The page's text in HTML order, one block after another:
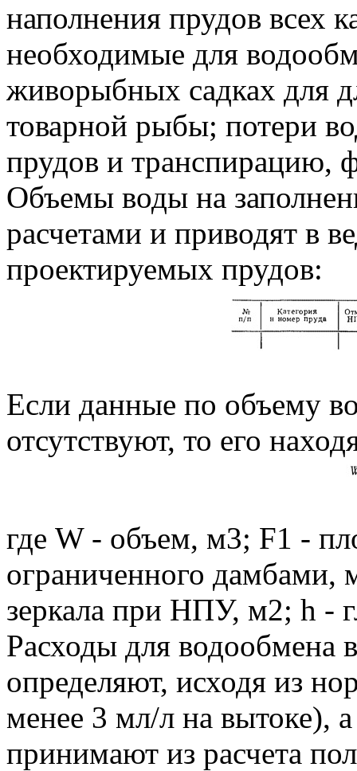
наполнения прудов всех
необходимые для
живорыбных садках для
товарной рыбы; потери
прудов и транспирацию,
Объемы воды на
расчетами и приводят в
проектируемых прудов:
Если данные по объему
отсутствуют, то его
где W - объем, м3; F1 -
ограниченного дамбами,
зеркала при НПУ, м2; h -
Расходы для водообмена
определяют, исходя из
менее 3 мл/л на вытоке),
принимают из расчета